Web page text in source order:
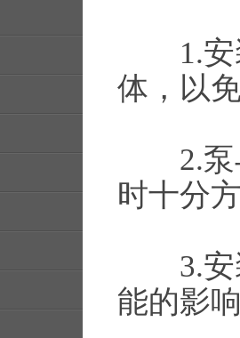
1.安装
体，以
2.泵与
时十分
3.安装
能的影